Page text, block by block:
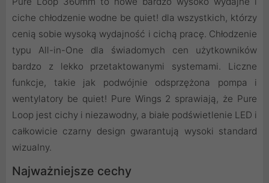
ciche chłodzenie wodne be quiet! dla wszystkich, którzy
cenią sobie wysoką wydajność i cichą pracę. Chłodzenie
typu All-in-One dla świadomych cen użytkowników
bardzo z lekko przetaktowanymi systemami. Liczne
funkcje, takie jak podwójnie odsprzężona pompa i
wentylatory be quiet! Pure Wings 2 sprawiają, że Pure
Loop jest cichy i niezawodny, a białe podświetlenie LED i
całkowicie czarny design gwarantują wysoki standard
wizualny.
Najważniejsze cechy